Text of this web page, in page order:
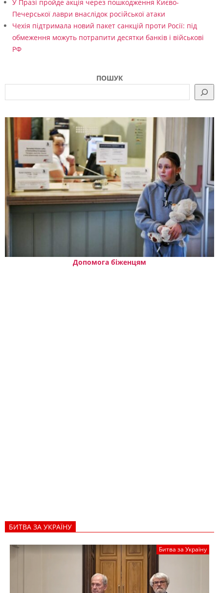
У Празі пройде акція через пошкодження Києво-
Печерської лаври внаслідок російської атаки
Чехія підтримала новий пакет санкцій проти Росії: під
обмеження можуть потрапити десятки банків і військові
РФ
ПОШУК
Допомога біженцям
БИТВА ЗА УКРАЇНУ
Битва за Україну